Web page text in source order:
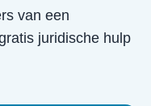
van een
juridische hulp